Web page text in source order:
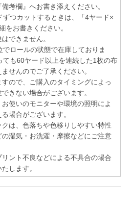
考欄』へお書き添えください。
つカットするときは、「4ヤード×
をお書きください。
できません。
でロールの状態で在庫しておりま
も60ヤード以上を連続した1枚の布
せんのでご了承ください。
すので、ご購入のタイミングによっ
きない場合がございます。
お使いのモニターや環境の照明によ
場合がございます。
クは、色落ちや色移りしやすい特性
湿気・お洗濯・摩擦などにご注意
リント不良などによる不具合の場合
します。